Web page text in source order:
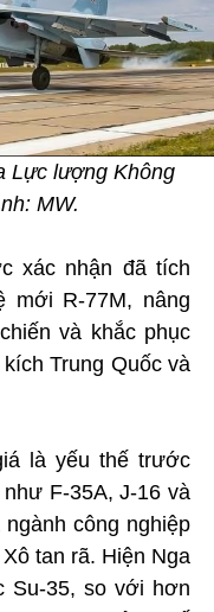
Lực lượng Không
MW.
xác nhận đã tích
mới R-77M, nâng
và khắc phục
Trung Quốc và
là yếu thế trước
F-35A, J-16 và
công nghiệp
tan rã. Hiện Nga
Su-35, so với hơn